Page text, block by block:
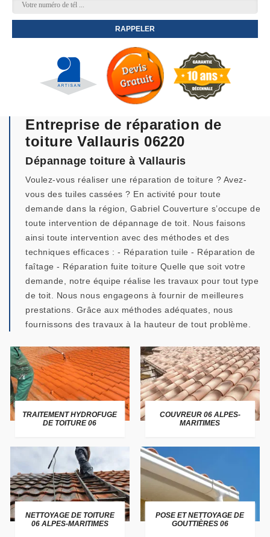
Entreprise de réparation de
toiture Vallauris 06220
Dépannage toiture à Vallauris
Voulez-vous réaliser une réparation de toiture ? Avez-
vous des tuiles cassées ? En activité pour toute
demande dans la région, Gabriel Couverture s’occupe de
toute intervention de dépannage de toit. Nous faisons
ainsi toute intervention avec des méthodes et des
techniques efficaces : - Réparation tuile - Réparation de
faîtage - Réparation fuite toiture Quelle que soit votre
demande, notre équipe réalise les travaux pour tout type
de toit. Nous nous engageons à fournir de meilleures
prestations. Grâce aux méthodes adéquates, nous
fournissons des travaux à la hauteur de tout problème.
TRAITEMENT HYDROFUGE
DE TOITURE 06
COUVREUR 06 ALPES-
MARITIMES
NETTOYAGE DE TOITURE
06 ALPES-MARITIMES
POSE ET NETTOYAGE DE
GOUTTIÈRES 06